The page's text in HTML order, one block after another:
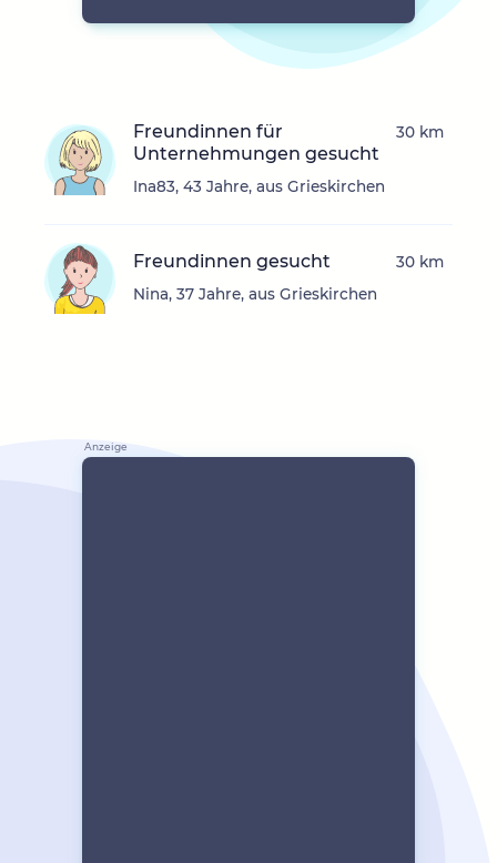
Freundinnen für
Unternehmungen gesucht
Ina83, 43 Jahre, aus Grieskirchen
30 km
Freundinnen gesucht
Nina, 37 Jahre, aus Grieskirchen
30 km